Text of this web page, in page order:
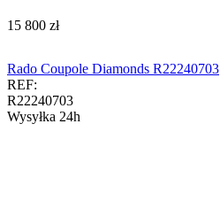
‍15 800‍ zł
Rado Coupole Diamonds R22240703
REF:
R22240703
Wysyłka 24h